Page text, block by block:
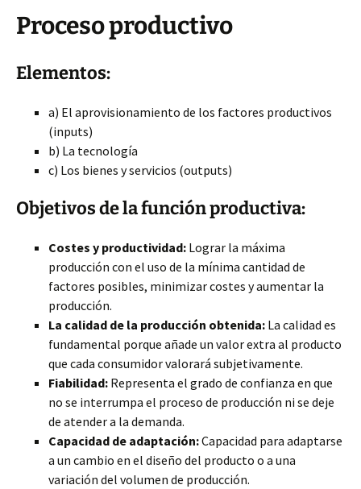
Proceso productivo
Elementos:
a) El aprovisionamiento de los factores productivos
(inputs)
b) La tecnología
c) Los bienes y servicios (outputs)
Objetivos de la función productiva:
Costes y productividad: Lograr la máxima
producción con el uso de la mínima cantidad de
factores posibles, minimizar costes y aumentar la
producción.
La calidad de la producción obtenida: La calidad es
fundamental porque añade un valor extra al producto
que cada consumidor valorará subjetivamente.
Fiabilidad: Representa el grado de confianza en que
no se interrumpa el proceso de producción ni se deje
de atender a la demanda.
Capacidad de adaptación:Capacidad para adaptarse
a un cambio en el diseño del producto o a una
variación del volumen de producción.